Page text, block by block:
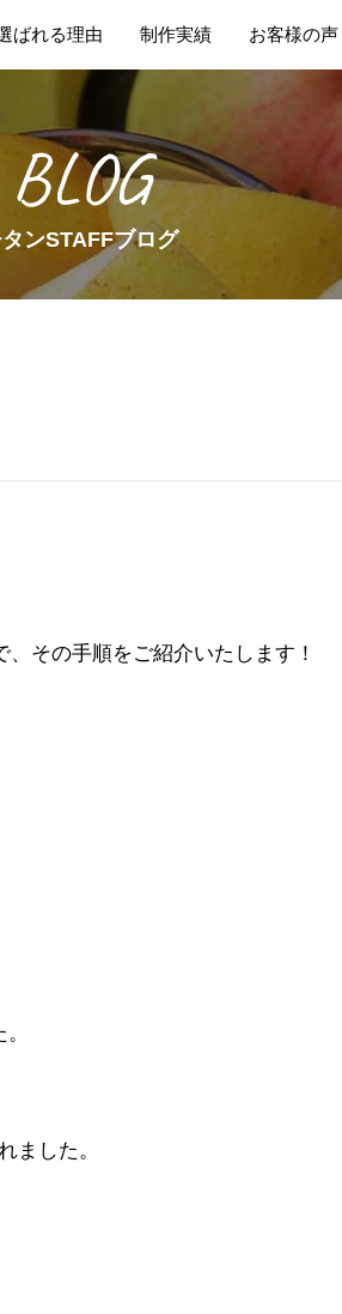
ばれる理由 制作実績 お客様の声
BLOG
ンSTAFFブログ
その手順をご紹介いたします！
ました。